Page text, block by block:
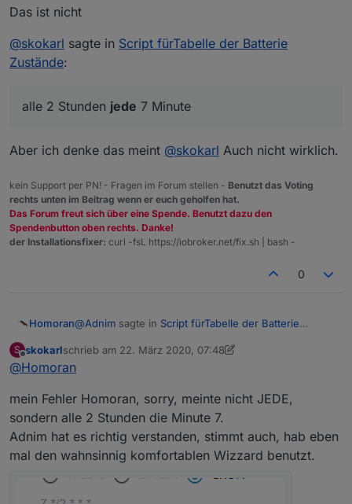
Das ist nicht
@skokarl sagte in Script fürTabelle der Batterie
Zustände:
alle 2 Stunden jede 7 Minute
Aber ich denke das meint @skokarl Auch nicht wirklich.
kein Support per PN! - Fragen im Forum stellen - Benutzt das Voting
rechts unten im Beitrag wenn er euch geholfen hat.
Das Forum freut sich über eine Spende. Benutzt dazu den
Spendenbutton oben rechts. Danke!
der Installationsfixer: curl -fsL https://iobroker.net/fix.sh | bash -
0
Homoran@Adnim sagte in Script fürTabelle der Batterie
Das ist nicht
@skokarlsagte inScript fürTabelle der Batterie
Zustände:
alle 2 Stunden 7 Minute
S
Offline
skokarlschrieb am 22. März 2020, 07:48
zuletzt editiert von skokarl
@Homoran
mein Fehler Homoran, sorry, meinte nicht JEDE,
sondern alle 2 Stunden die Minute 7.
Adnim hat es richtig verstanden, stimmt auch, hab eben
mal den wahnsinnig komfortablen Wizzard benutzt.